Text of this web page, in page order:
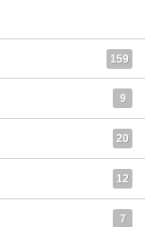
159
9
20
12
7